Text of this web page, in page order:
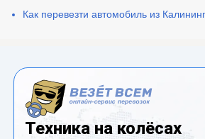
Как перевезти автомобиль из
Техника на колёсах